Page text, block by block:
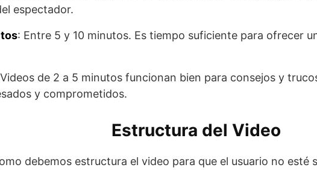
espectador.
: Entre 5 y 10 minutos. Es tiempo suficiente para ofrecer
de 2 a 5 minutos funcionan bien para consejos y
y comprometidos.
Estructura del Video
debemos estructura el video para que el usuario no esté